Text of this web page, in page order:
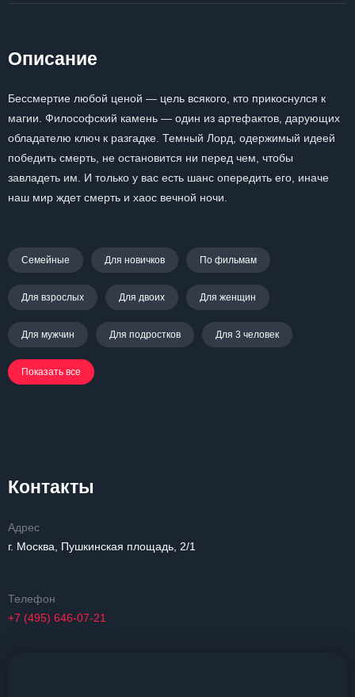
Описание
Бессмертие любой ценой — цель всякого, кто прикоснулся к
магии. Философский камень — один из артефактов, дарующих
обладателю ключ к разгадке. Темный Лорд, одержимый идеей
победить смерть, не остановится ни перед чем, чтобы
завладеть им. И только у вас есть шанс опередить его, иначе
наш мир ждет смерть и хаос вечной ночи.
Семейные Для новичков По фильмам
Для взрослых Для двоих Для женщин
Для мужчин Для подростков Для 3 человек
Показать все
Контакты
Адрес
г. Москва, Пушкинская площадь, 2/1
Телефон
+7 (495) 646-07-21